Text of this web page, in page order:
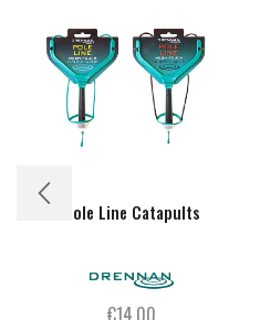
Pole Line Catapults